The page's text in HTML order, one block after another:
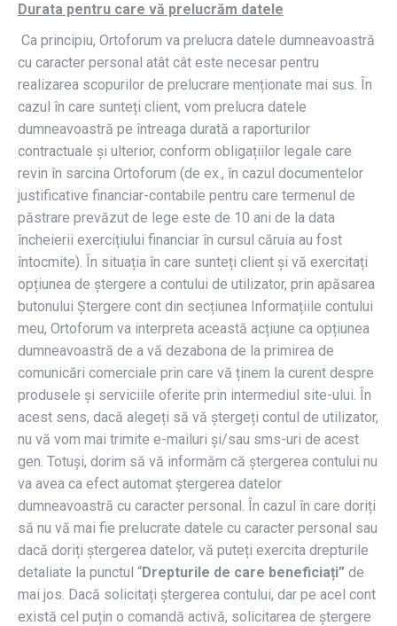
Durata pentru care vă prelucrăm datele
Ca principiu, Ortoforum va prelucra datele dumneavoastră
cu caracter personal atât cât este necesar pentru
realizarea scopurilor de prelucrare menționate mai sus. În
cazul în care sunteți client, vom prelucra datele
dumneavoastră pe întreaga durată a raporturilor
contractuale și ulterior, conform obligațiilor legale care
revin în sarcina Ortoforum (de ex., în cazul documentelor
justificative financiar-contabile pentru care termenul de
păstrare prevăzut de lege este de 10 ani de la data
încheierii exercițiului financiar în cursul căruia au fost
întocmite). În situația în care sunteți client și vă exercitați
opțiunea de ștergere a contului de utilizator, prin apăsarea
butonului Ștergere cont din secțiunea Informațiile contului
meu, Ortoforum va interpreta această acțiune ca opțiunea
dumneavoastră de a vă dezabona de la primirea de
comunicări comerciale prin care vă ținem la curent despre
produsele și serviciile oferite prin intermediul site-ului. În
acest sens, dacă alegeți să vă ștergeți contul de utilizator,
nu vă vom mai trimite e-mailuri și/sau sms-uri de acest
gen. Totuși, dorim să vă informăm că ștergerea contului nu
va avea ca efect automat ștergerea datelor
dumneavoastră cu caracter personal. În cazul în care doriți
să nu vă mai fie prelucrate datele cu caracter personal sau
dacă doriți ștergerea datelor, vă puteți exercita drepturile
detaliate la punctul “Drepturile de care beneficiați” de
mai jos. Dacă solicitați ștergerea contului, dar pe acel cont
există cel puțin o comandă activă, solicitarea de ștergere